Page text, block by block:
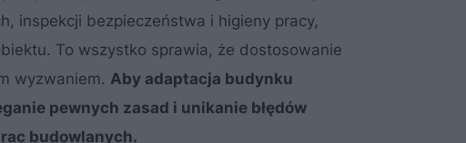
inspekcji bezpieczeństwa i higieny pracy,
To wszystko sprawia, że dostosowanie
wyzwaniem. Aby adaptacja budynku
pewnych zasad i unikanie błędów
budowlanych.